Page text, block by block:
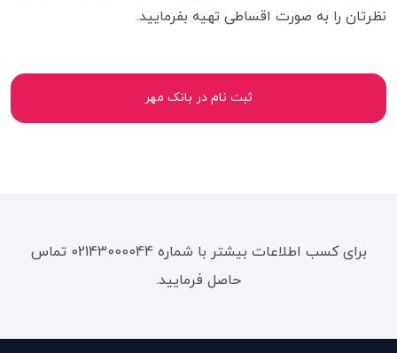
نظرتان را به صورت اقساطی تهیه بفرمایید.
ثبت نام در بانک مهر
برای کسب اطلاعات بیشتر با شماره 02143000044 تماس
حاصل فرمایید.